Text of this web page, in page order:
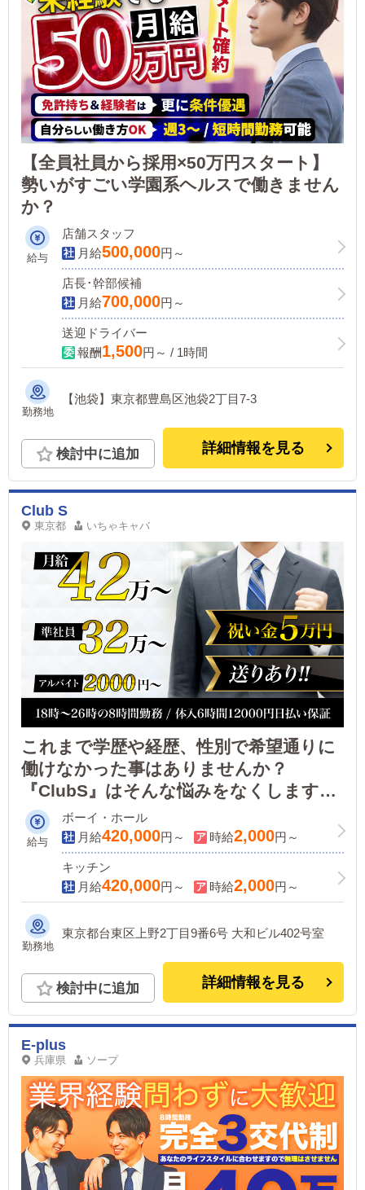
【全員社員から採用×50万円スタート】
勢いがすごい学園系ヘルスで働きません
か？
給与
店舗スタッフ
月給500,000円～
店長･幹部候補
月給700,000円～
送迎ドライバー
報酬1,500円～ / 1時間
勤務地
【池袋】東京都豊島区池袋2丁目7-3
検討中に追加 詳細情報を見る
Club S
東京都 いちゃキャバ
これまで学歴や経歴、性別で希望通りに
働けなかった事はありませんか？
『ClubS』はそんな悩みをなくします！
社員になれば誰でも初月から高額歩合で
高収入を目指せます！
給与
ボーイ・ホール
月給420,000円～ 時給2,000円～
キッチン
月給420,000円～ 時給2,000円～
勤務地
東京都台東区上野2丁目9番6号 大和ビル402号室
検討中に追加 詳細情報を見る
E-plus
兵庫県 ソープ